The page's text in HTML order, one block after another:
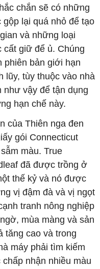
chắn sẽ có những
lại quá nhỏ để tạo
và những loại
giữ để ủ. Chúng
phiên bản giới hạn
lũy, tùy thuộc vào nhà
như vậy để tận dụng
hạn chế này.
của Thiên nga đen
gói Connecticut
màu. True
đã được trồng ở
thế kỷ và nó được
vị đậm đà và vị ngọt
tranh nông nghiệp
mùa màng và sản
tăng cao và trong
máy phải tìm kiếm
nhận nhiều màu